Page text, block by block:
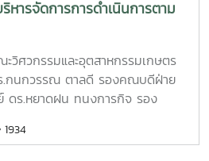
รกิจและผลงานนวัตกรรมสู่การ
ะเทศทั้งนี้ ทีม Coff Brew ได้รับ
บบและเตรียมเข้าร่วมกิจกรรม
มิถุนายน 2569 ณ ศูนย์การค้า
านคร เพื่อจัดแสดงผลงานต่อนัก
รรมเกษตร ขอร่วมชื่นชมและภาค
หารจัดการการดำเนินการตาม
วิศวกรรมและอุตสาหกรรมเกษตร
.กนกวรรณ ตาลดี รองคณบดีฝ่าย
ดร.หยาดฝน ทนงการกิจ รอง
วยคณบดีฝ่ายบริหารและเทคโนโลยี
1934